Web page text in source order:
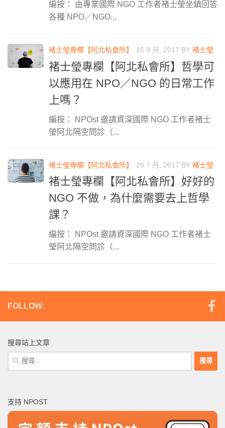
編按： 由專業國際 NGO 工作者褚士瑩坐鎮回答
各種 NPO／NGO...
褚士瑩專欄【阿北私會所】 15 9 月, 2017 BY 褚士瑩
褚士瑩專欄【阿北私會所】哲學可
以應用在 NPO／NGO 的日常工作
上嗎？
編按： NPOst 邀請資深國際 NGO 工作者褚士
瑩阿北隔空問診（...
褚士瑩專欄【阿北私會所】 28 7 月, 2017 BY 褚士瑩
褚士瑩專欄【阿北私會所】好好的
NGO 不做，為什麼需要去上哲學
課？
編按： NPOst 邀請資深國際 NGO 工作者褚士
瑩阿北隔空問診（...
FOLLOW:
搜尋站上文章
搜
尋
字:
支持 NPOST